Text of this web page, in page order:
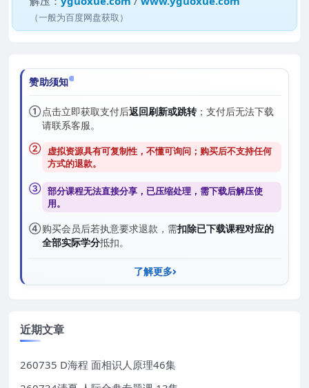
（一般为百度网盘获取）
赞助须知
①点击立即获取支付后返回刷新或跳转；支付后无法下载
请联系客服。
② 虚拟资源具有可复制性，不懂可询问；购买后不支持任何
方式的退款。
③ 部分课程无法直接分享，已压缩处理，需下载后解压使
用。
④购买会员后若执意要求退款，需扣除已下载课程对应的
全部实际学分抵扣。
了解更多
近期文章
260735 D海程 面相识人原理46集